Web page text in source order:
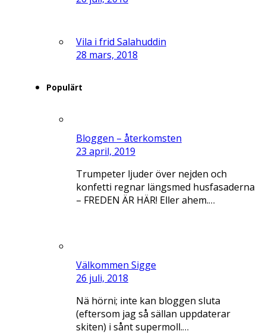
Vila i frid Salahuddin
28 mars, 2018
Populärt
Bloggen – återkomsten
23 april, 2019
Trumpeter ljuder över nejden och
konfetti regnar längsmed husfasaderna
– FREDEN ÄR HÄR! Eller ahem.…
Välkommen Sigge
26 juli, 2018
Nä hörni; inte kan bloggen sluta
(eftersom jag så sällan uppdaterar
skiten) i sånt supermoll.…